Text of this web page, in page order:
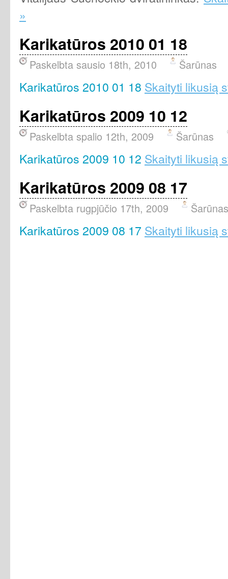
»
Karikatūros 2010 01 18
Paskelbta sausio 18th, 2010 Šarūnas
Karikatūros 2010 01 18 Skaityti likusią
Karikatūros 2009 10 12
Paskelbta spalio 12th, 2009 Šarūnas
Karikatūros 2009 10 12 Skaityti likusią
Karikatūros 2009 08 17
Paskelbta rugpjūčio 17th, 2009 Šarūnas
Karikatūros 2009 08 17 Skaityti likusią